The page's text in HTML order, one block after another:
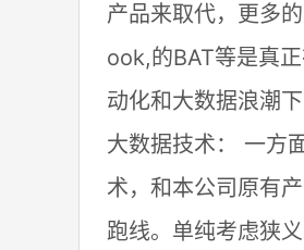
产品来取代，更多
ook,的BAT等是真
动化和大数据浪潮
大数据技术： 一方
术，和本公司原有
跑线。单纯考虑狭